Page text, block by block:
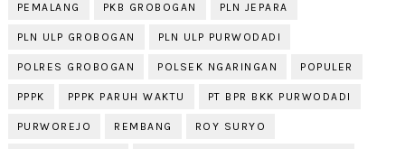
PEMALANG PKB GROBOGAN PLN JEPARA
PLN ULP GROBOGAN PLN ULP PURWODADI
POLRES GROBOGAN POLSEK NGARINGAN POPULER
PPPK PPPK PARUH WAKTU PT BPR BKK PURWODADI
PURWOREJO REMBANG ROY SURYO